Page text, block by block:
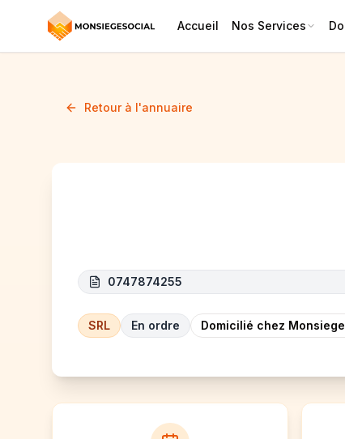
Accueil Nos Services
Retour à l'annuaire
0747874255
SRL En ordre Domicilié chez